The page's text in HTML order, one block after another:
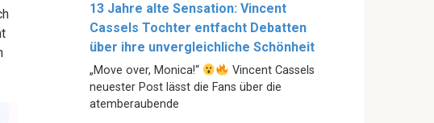
13 Jahre alte Sensation: Vincent
Cassels Tochter entfacht Debatten
über ihre unvergleichliche Schönheit
„Move over, Monica!“
Vincent Cassels
neuester Post lässt die Fans über die
atemberaubende